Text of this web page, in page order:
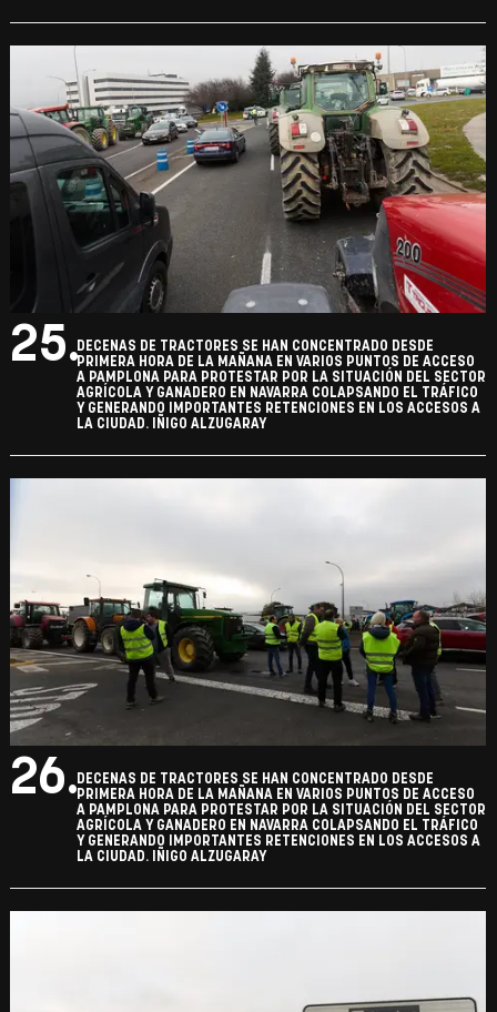
25.DECENAS DE TRACTORES SE HAN CONCENTRADO DESDE
PRIMERA HORA DE LA MAÑANA EN VARIOS PUNTOS DE ACCESO
A PAMPLONA PARA PROTESTAR POR LA SITUACIÓN DEL SECTOR
AGRÍCOLA Y GANADERO EN NAVARRA COLAPSANDO EL TRÁFICO
Y GENERANDO IMPORTANTES RETENCIONES EN LOS ACCESOS A
LA CIUDAD. IÑIGO ALZUGARAY
26.DECENAS DE TRACTORES SE HAN CONCENTRADO DESDE
PRIMERA HORA DE LA MAÑANA EN VARIOS PUNTOS DE ACCESO
A PAMPLONA PARA PROTESTAR POR LA SITUACIÓN DEL SECTOR
AGRÍCOLA Y GANADERO EN NAVARRA COLAPSANDO EL TRÁFICO
Y GENERANDO IMPORTANTES RETENCIONES EN LOS ACCESOS A
LA CIUDAD. IÑIGO ALZUGARAY